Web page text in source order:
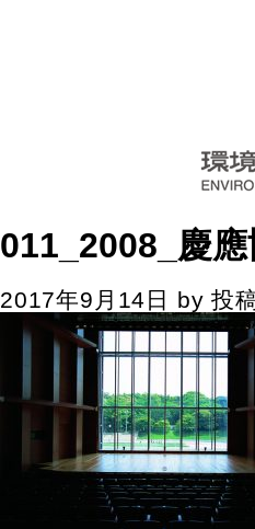
011_2008_慶
2017年9月14日 by投